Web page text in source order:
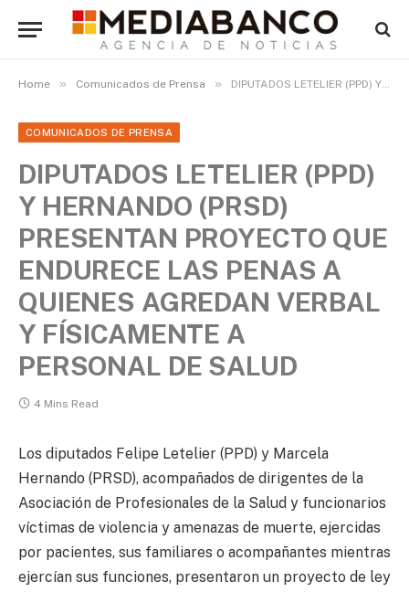
Home » Comunicados de Prensa » DIPUTADOS LETELIER (PPD) Y HERNANDO (PRSD) PRESENTAN PROYECTO QUE ENDURECE LAS PENAS A QUIENES AGREDAN VERBAL Y FÍSICAMENTE A PERSONAL DE SALUD
COMUNICADOS DE PRENSA
DIPUTADOS LETELIER (PPD)
Y HERNANDO (PRSD)
PRESENTAN PROYECTO QUE
ENDURECE LAS PENAS A
QUIENES AGREDAN VERBAL
Y FÍSICAMENTE A
PERSONAL DE SALUD
4 Mins Read
Los diputados Felipe Letelier (PPD) y Marcela
Hernando (PRSD), acompañados de dirigentes de la
Asociación de Profesionales de la Salud y funcionarios
víctimas de violencia y amenazas de muerte, ejercidas
por pacientes, sus familiares o acompañantes mientras
ejercían sus funciones, presentaron un proyecto de ley